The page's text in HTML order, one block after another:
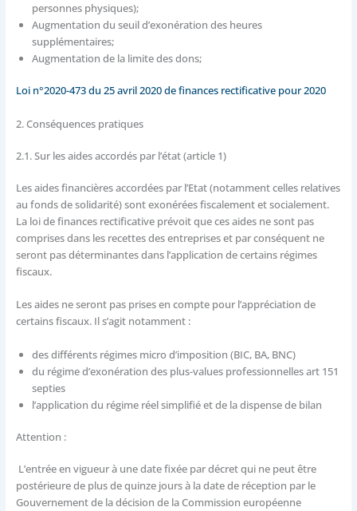
personnes physiques);
Augmentation du seuil d’exonération des heures
supplémentaires;
Augmentation de la limite des dons;
Loi n°2020-473 du 25 avril 2020 de finances rectificative pour 2020
2. Conséquences pratiques
2.1. Sur les aides accordés par l’état (article 1)
Les aides financières accordées par l’Etat (notamment celles relatives
au fonds de solidarité) sont exonérées fiscalement et socialement.
La loi de finances rectificative prévoit que ces aides ne sont pas
comprises dans les recettes des entreprises et par conséquent ne
seront pas déterminantes dans l’application de certains régimes
fiscaux.
Les aides ne seront pas prises en compte pour l’appréciation de
certains fiscaux. Il s’agit notamment :
des différents régimes micro d’imposition (BIC, BA, BNC)
du régime d’exonération des plus-values professionnelles art 151
septies
l’application du régime réel simplifié et de la dispense de bilan
Attention :
L’entrée en vigueur à une date fixée par décret qui ne peut être
postérieure de plus de quinze jours à la date de réception par le
Gouvernement de la décision de la Commission européenne